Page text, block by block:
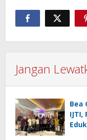
Jangan
Bea